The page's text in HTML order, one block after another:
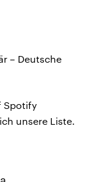
– Deutsche
Spotify
unsere Liste.